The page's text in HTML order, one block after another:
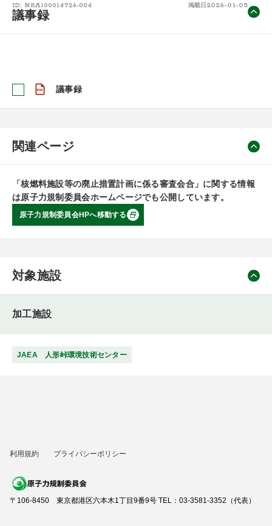
ID: NRA100014726-004 掲載日 2026-01-05
議事録
議事録
関連ページ
「核燃料施設等の廃止措置計画に係る審査会合」に関する情報
は原子力規制委員会ホームページでも公開しています。
原子力規制委員会HPへ移動する
対象施設
加工施設
JAEA 人形峠環境技術センター
利用規約 プライバシーポリシー
〒106-8450 東京都港区六本木1丁目9番9号 TEL：03-3581-3352（代表）